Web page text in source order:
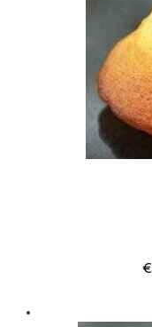
€